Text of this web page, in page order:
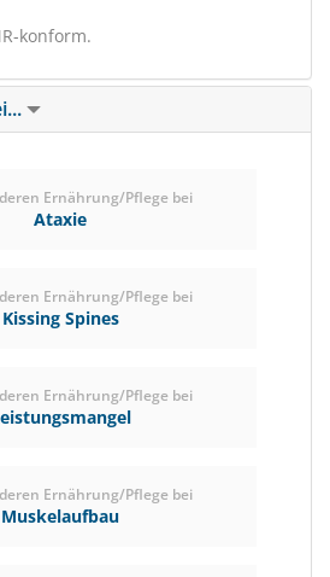
konform.
Ernährung/Pflege bei
Ataxie
Ernährung/Pflege bei
Kissing Spines
Ernährung/Pflege bei
Ernährung/Pflege bei
Muskelaufbau